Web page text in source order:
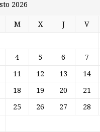
2026
M X J V
4 5 6 7
11 12 13 14
18 19 20 21
25 26 27 28